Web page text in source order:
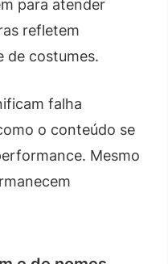
para atender
refletem
de costumes.
falha
o conteúdo se
Mesmo